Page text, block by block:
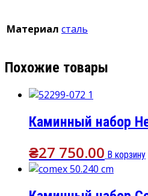
Материал сталь
Похожие товары
Каминный набор
₴27 750.00 В корзину